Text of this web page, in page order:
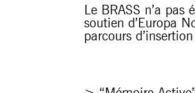
Le BRASS n’a
soutien d’Europa
parcours